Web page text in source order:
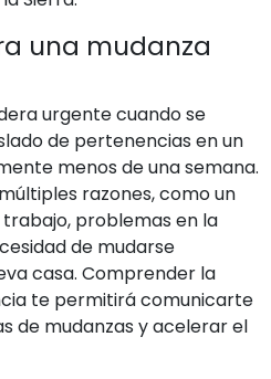
una mudanza
urgente cuando se
de pertenencias en un
menos de una semana.
razones, como un
problemas en la
de mudarse
casa. Comprender la
te permitirá comunicarte
de mudanzas y acelerar el